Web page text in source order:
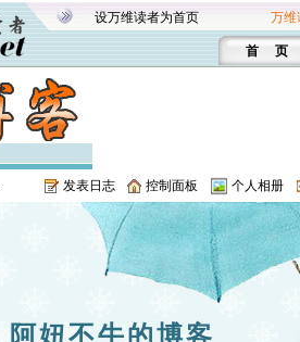
设万维读者为首页 万维
首 页
发表日志 控制面板 个人相册
阿妞不牛的博客